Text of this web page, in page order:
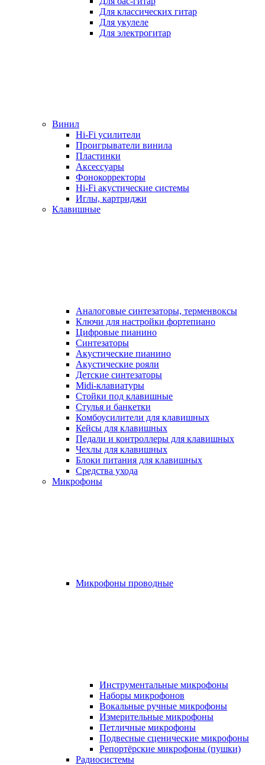
Для классических гитар
Для укулеле
Для электрогитар
Винил
Hi-Fi усилители
Проигрыватели винила
Пластинки
Аксессуары
Фонокорректоры
Hi-Fi акустические системы
Иглы, картриджи
Клавишные
Аналоговые синтезаторы, терменвоксы
Ключи для настройки фортепиано
Цифровые пианино
Синтезаторы
Акустические пианино
Акустические рояли
Детские синтезаторы
Midi-клавиатуры
Стойки под клавишные
Стулья и банкетки
Комбоусилители для клавишных
Кейсы для клавишных
Педали и контроллеры для клавишных
Чехлы для клавишных
Блоки питания для клавишных
Средства ухода
Микрофоны
Микрофоны проводные
Инструментальные микрофоны
Наборы микрофонов
Вокальные ручные микрофоны
Измерительные микрофоны
Петличные микрофоны
Подвесные сценические микрофоны
Репортёрские микрофоны (пушки)
Радиосистемы